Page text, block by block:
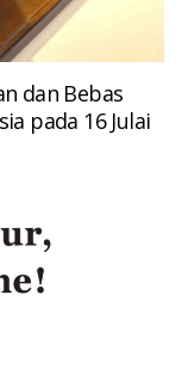
dan Bebas
pada 16 Julai